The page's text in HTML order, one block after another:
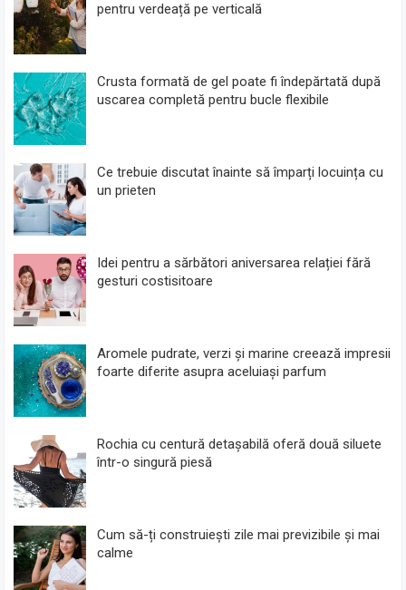
pentru verdeață pe verticală
Crusta formată de gel poate fi îndepărtată după
uscarea completă pentru bucle flexibile
Ce trebuie discutat înainte să împarți locuința cu
un prieten
Idei pentru a sărbători aniversarea relației fără
gesturi costisitoare
Aromele pudrate, verzi și marine creează impresii
foarte diferite asupra aceluiași parfum
Rochia cu centură detașabilă oferă două siluete
într-o singură piesă
Cum să-ți construiești zile mai previzibile și mai
calme